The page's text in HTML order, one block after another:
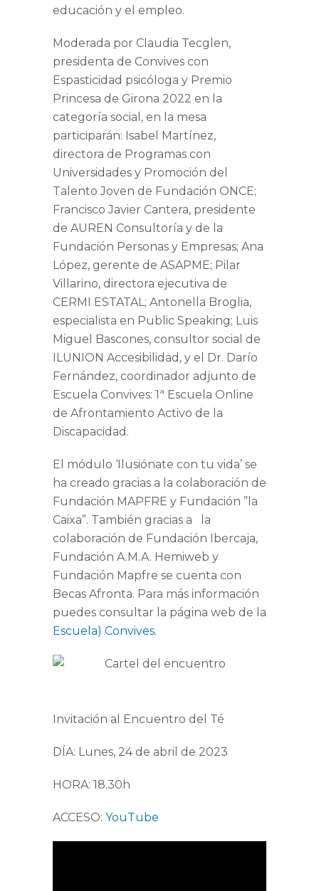
educación y el empleo.
Moderada por Claudia Tecglen,
presidenta de Convives con
Espasticidad psicóloga y Premio
Princesa de Girona 2022 en la
categoría social, en la mesa
participarán: Isabel Martínez,
directora de Programas con
Universidades y Promoción del
Talento Joven de Fundación ONCE;
Francisco Javier Cantera, presidente
de AUREN Consultoría y de la
Fundación Personas y Empresas; Ana
López, gerente de ASAPME; Pilar
Villarino, directora ejecutiva de
CERMI ESTATAL; Antonella Broglia,
especialista en Public Speaking; Luis
Miguel Bascones, consultor social de
ILUNION Accesibilidad, y el
Dr. Darío
Fernández, coordinador adjunto de
Escuela Convives: 1ª Escuela Online
de Afrontamiento Activo de la
Discapacidad.
El módulo ‘Ilusiónate con tu vida’ se
ha creado gracias a la colaboración de
Fundación MAPFRE y Fundación ”la
Caixa”. También gracias a la
colaboración de Fundación Ibercaja,
Fundación A.M.A. Hemiweb y
Fundación Mapfre se cuenta con
Becas Afronta. Para más información
puedes consultar la página web de la
Escuela) Convives.
Invitación al Encuentro del Té
DÍA: Lunes, 24 de abril de 2023
HORA: 18.30h
ACCESO: YouTube